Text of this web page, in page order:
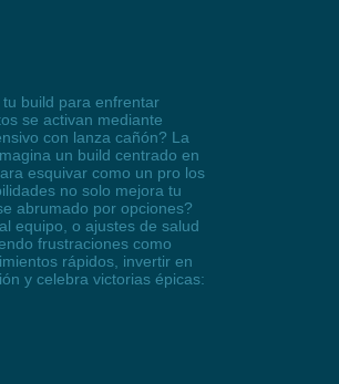
build para enfrentar
se activan mediante
con lanza cañón? La
un build centrado en
esquivar como un pro los
no solo mejora tu
abrumado por opciones?
equipo, o ajustes de salud
frustraciones como
rápidos, invertir en
y celebra victorias épicas: